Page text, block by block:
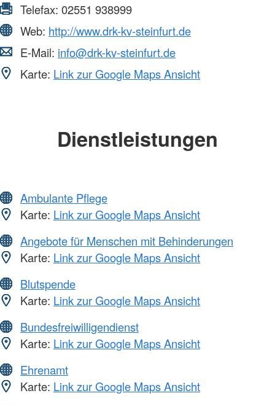
Telefax: 02551 938999
Web: http://www.drk-kv-steinfurt.de
E-Mail: info@drk-kv-steinfurt.de
Karte: Link zur Google Maps Ansicht
Dienstleistungen
Ambulante Pflege
Karte: Link zur Google Maps Ansicht
Angebote für Menschen mit Behinderungen
Karte: Link zur Google Maps Ansicht
Blutspende
Karte: Link zur Google Maps Ansicht
Bundesfreiwilligendienst
Karte: Link zur Google Maps Ansicht
Ehrenamt
Karte: Link zur Google Maps Ansicht